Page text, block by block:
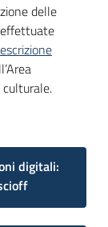
delle
digitali: